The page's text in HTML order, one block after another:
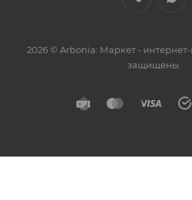
2026 © Arbonia: Маркет -
защищены.